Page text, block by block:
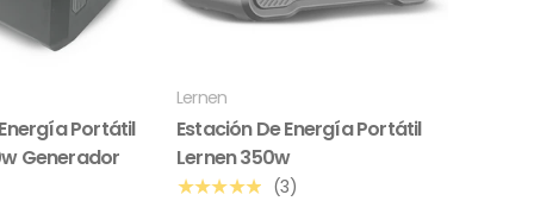
Portátil
Generador
Lernen
Estación De Energía Portátil
Lernen 350w
★★★★★ (3)